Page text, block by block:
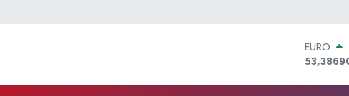
53,38690
STERLİN